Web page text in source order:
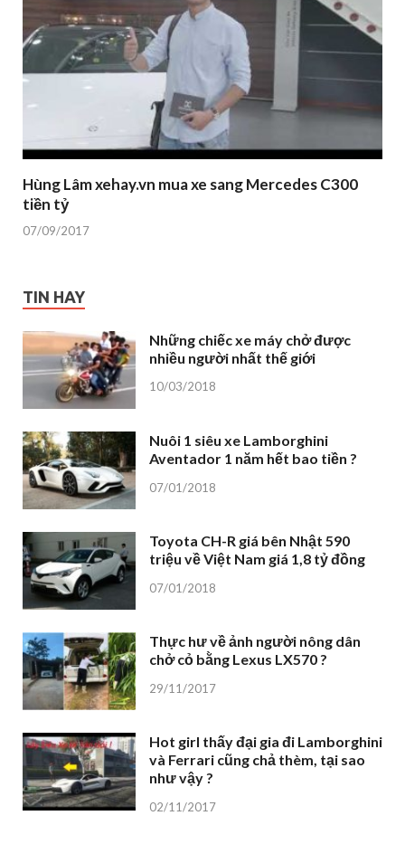
Hùng Lâm xehay.vn mua xe sang Mercedes C300
tiền tỷ
07/09/2017
TIN HAY
Những chiếc xe máy chở được
nhiều người nhất thế giới
10/03/2018
Nuôi 1 siêu xe Lamborghini
Aventador 1 năm hết bao tiền ?
07/01/2018
Toyota CH-R giá bên Nhật 590
triệu về Việt Nam giá 1,8 tỷ đồng
07/01/2018
Thực hư về ảnh người nông dân
chở cỏ bằng Lexus LX570 ?
29/11/2017
Hot girl thấy đại gia đi Lamborghini
và Ferrari cũng chả thèm, tại sao
như vậy ?
02/11/2017